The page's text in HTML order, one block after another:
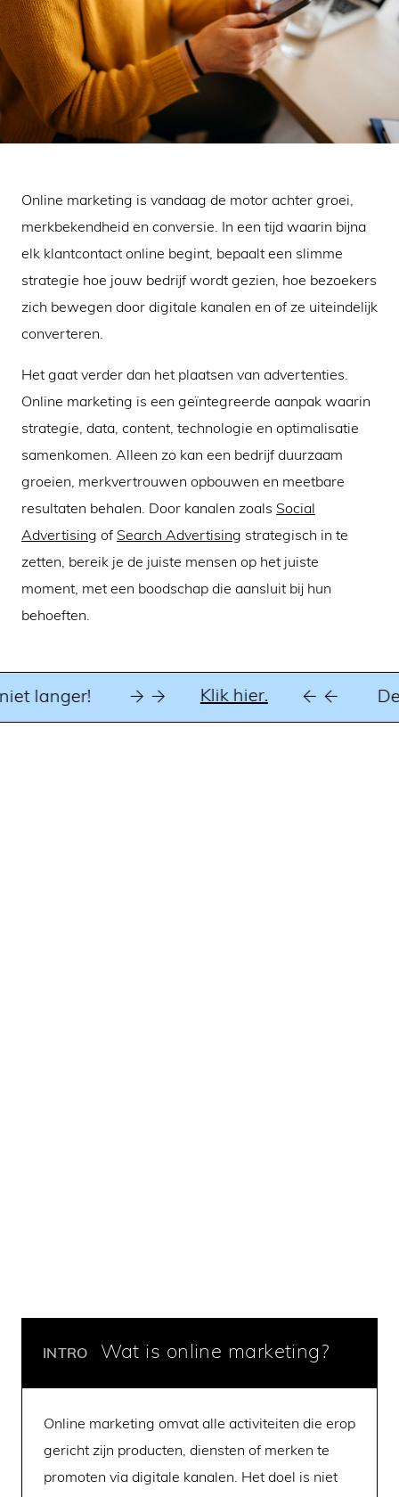
Online marketing is vandaag de motor achter groei,
merkbekendheid en conversie. In een tijd waarin bijna
elk klantcontact online begint, bepaalt een slimme
strategie hoe jouw bedrijf wordt gezien, hoe bezoekers
zich bewegen door digitale kanalen en of ze uiteindelijk
converteren.
Het gaat verder dan het plaatsen van advertenties.
Online marketing is een geïntegreerde aanpak waarin
strategie, data, content, technologie en optimalisatie
samenkomen. Alleen zo kan een bedrijf duurzaam
groeien, merkvertrouwen opbouwen en meetbare
resultaten behalen. Door kanalen zoals Social
Advertising of Search Advertising strategisch in te
zetten, bereik je de juiste mensen op het juiste
moment, met een boodschap die aansluit bij hun
behoeften.
langer! Klik hier. De
INTRO Wat is online marketing?
Online marketing omvat alle activiteiten die erop
gericht zijn producten, diensten of merken te
promoten via digitale kanalen. Het doel is niet